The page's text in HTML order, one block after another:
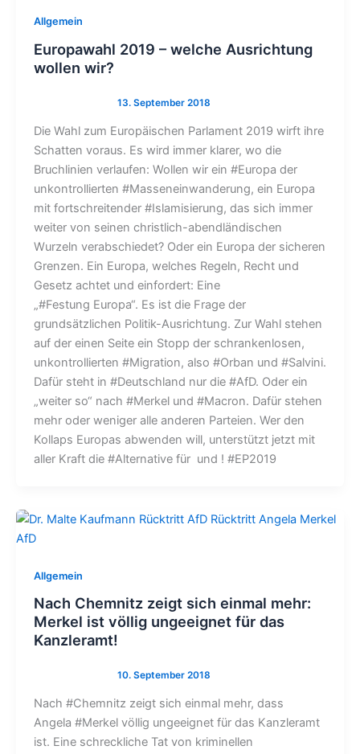
Allgemein
Europawahl 2019 – welche Ausrichtung
wollen wir?
Die Wahl zum Europäischen Parlament 2019 wirft ihre
Schatten voraus. Es wird immer klarer, wo die
Bruchlinien verlaufen: Wollen wir ein #Europa der
unkontrollierten #Masseneinwanderung, ein Europa
mit fortschreitender #Islamisierung, das sich immer
weiter von seinen christlich-abendländischen
Wurzeln verabschiedet? Oder ein Europa der sicheren
Grenzen. Ein Europa, welches Regeln, Recht und
Gesetz achtet und einfordert: Eine
„#Festung Europa“. Es ist die Frage der
grundsätzlichen Politik-Ausrichtung. Zur Wahl stehen
auf der einen Seite ein Stopp der schrankenlosen,
unkontrollierten #Migration, also #Orban und #Salvini.
Dafür steht in #Deutschland nur die #AfD. Oder ein
„weiter so“ nach #Merkel und #Macron. Dafür stehen
mehr oder weniger alle anderen Parteien. Wer den
Kollaps Europas abwenden will, unterstützt jetzt mit
aller Kraft die #Alternative für und ! #EP2019
Allgemein
Nach Chemnitz zeigt sich einmal mehr:
Merkel ist völlig ungeeignet für das
Kanzleramt!
Nach #Chemnitz zeigt sich einmal mehr, dass
Angela #Merkel völlig ungeeignet für das Kanzleramt
ist. Eine schreckliche Tat von kriminellen